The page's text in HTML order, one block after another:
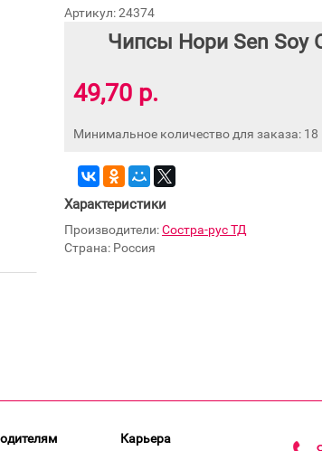
Артикул: 24374
Чипсы Нори Sen Soy
49,70 р.
Минимальное количество для заказа: 18
Характеристики
Производители:Состра-рус ТД
Страна: Россия
Карьера